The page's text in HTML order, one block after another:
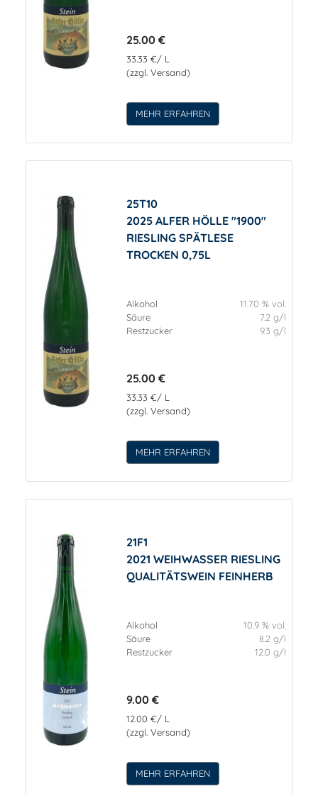
25.00 €
33.33 €/ L
(zzgl. Versand)
MEHR ERFAHREN
25T10
2025 ALFER HÖLLE "1900"
RIESLING SPÄTLESE
TROCKEN 0,75L
Alkohol
11.70 % vol.
Säure
7.2 g/l
Restzucker
9.3 g/l
25.00 €
33.33 €/ L
(zzgl. Versand)
MEHR ERFAHREN
21F1
2021 WEIHWASSER RIESLING
QUALITÄTSWEIN FEINHERB
Alkohol
10.9 % vol.
Säure
8.2 g/l
Restzucker
12.0 g/l
9.00 €
12.00 €/ L
(zzgl. Versand)
MEHR ERFAHREN